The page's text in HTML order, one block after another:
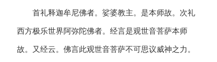
首礼释迦牟尼佛者。娑婆教主。是本师故。次礼
西方极乐世界阿弥陀佛者。经言是观世音菩萨本师
故。又经云。佛言此观世音菩萨不可思议威神之力。